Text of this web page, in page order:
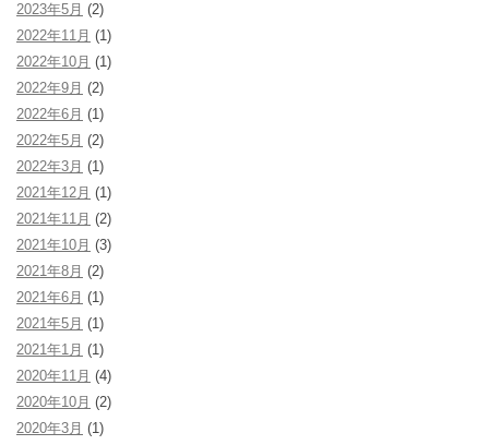
2023年5月 (2)
2022年11月 (1)
2022年10月 (1)
2022年9月 (2)
2022年6月 (1)
2022年5月 (2)
2022年3月 (1)
2021年12月 (1)
2021年11月 (2)
2021年10月 (3)
2021年8月 (2)
2021年6月 (1)
2021年5月 (1)
2021年1月 (1)
2020年11月 (4)
2020年10月 (2)
2020年3月 (1)